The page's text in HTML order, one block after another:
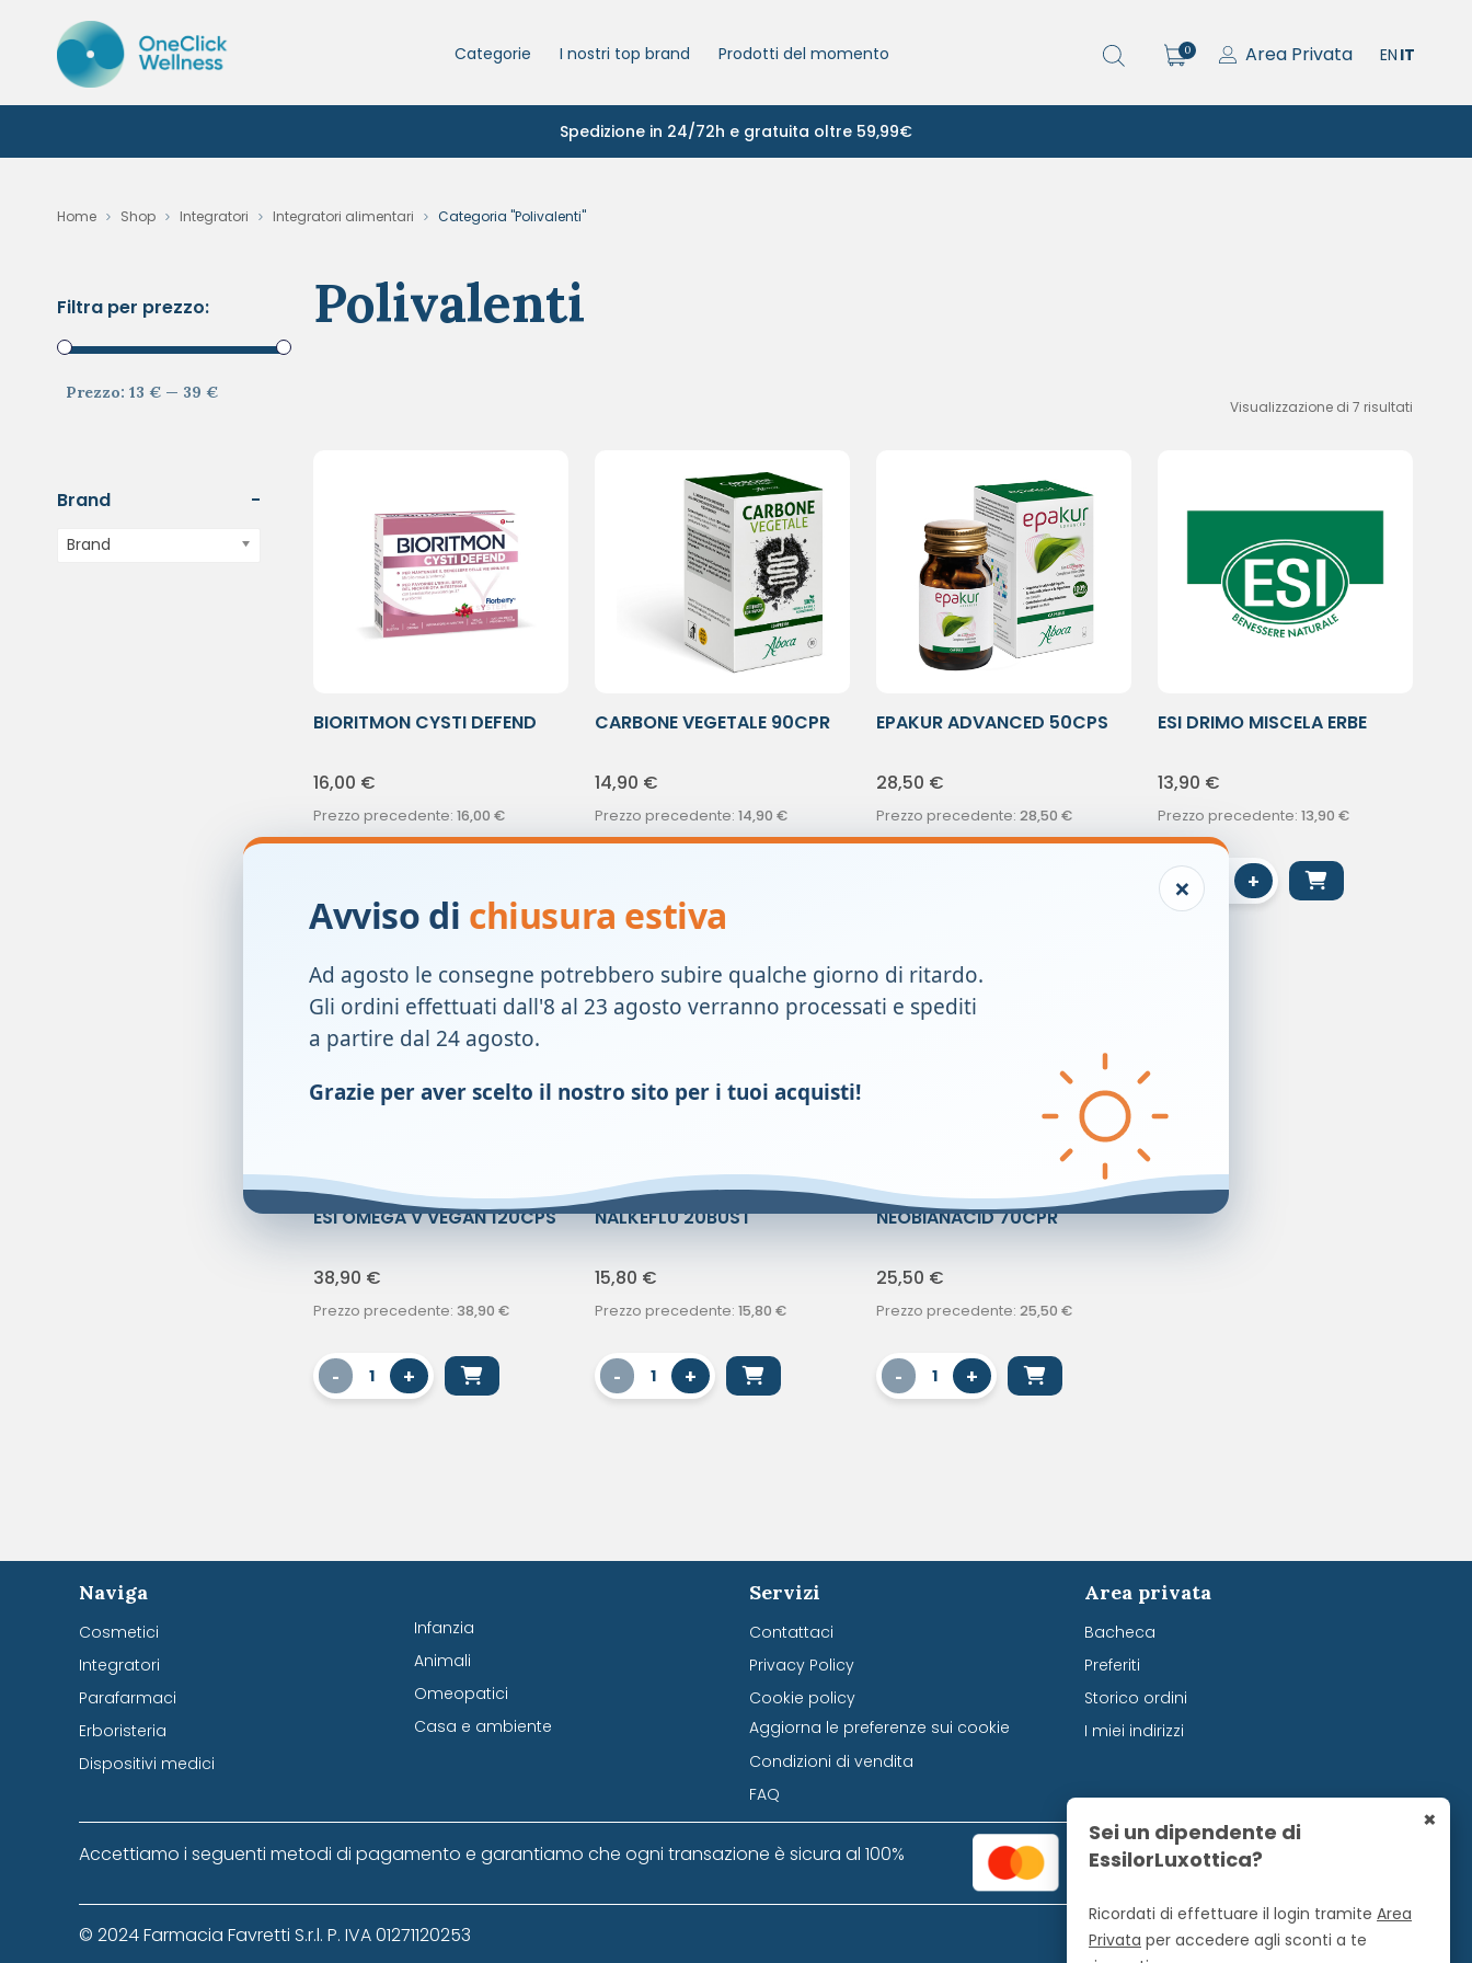
Categorie I nostri top brand Prodotti del momento EN IT
Area Privata
0
Spedizione in 24/72h e gratuita oltre 59,99€
Home Shop Integratori Integratori alimentari Categoria "Polivalenti"
Filtra per prezzo:
Prezzo: 13 € — 39 €
Brand -
Brand
Polivalenti
Visualizzazione di 7 risultati
BIORITMON CYSTI DEFEND
16,00 €
Prezzo precedente: 16,00 €
CARBONE VEGETALE 90CPR
14,90 €
Prezzo precedente:14,90 €
EPAKUR ADVANCED 50CPS
28,50 €
Prezzo precedente:28,50 €
ESI DRIMO MISCELA ERBE
13,90 €
Prezzo precedente:13,90 €
- +
ESI OMEGA V VEGAN 120CPS
38,90 €
Prezzo precedente: 38,90 €
- 1 +
NALKEFLU 20BUST
15,80 €
Prezzo precedente:15,80 €
- 1 +
NEOBIANACID 70CPR
25,50 €
Prezzo precedente:25,50 €
- 1 +
Naviga
Cosmetici
Integratori
Parafarmaci
Erboristeria
Dispositivi medici
Infanzia
Animali
Omeopatici
Casa e ambiente
Servizi
Contattaci
Privacy Policy
Cookie policy
Aggiorna le preferenze sui cookie
Condizioni di vendita
FAQ
Area privata
Bacheca
Preferiti
Storico ordini
I miei indirizzi
Accettiamo i seguenti metodi di pagamento e garantiamo che ogni transazione è sicura al 100%
© 2024 Farmacia Favretti S.r.l. P. IVA 01271120253
×
Sei un dipendente di
EssilorLuxottica?
Ricordati di effettuare il login tramite Area
Privata per accedere agli sconti a te
×
Avviso di chiusura estiva
Ad agosto le consegne potrebbero subire qualche giorno di ritardo.
Gli ordini effettuati dall'8 al 23 agosto verranno processati e spediti
a partire dal 24 agosto.
Grazie per aver scelto il nostro sito per i tuoi acquisti!